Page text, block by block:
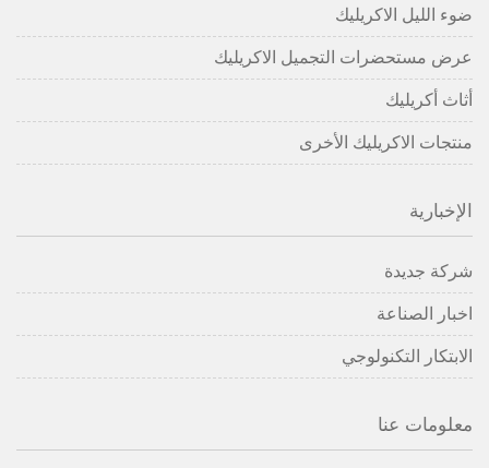
ضوء الليل الاكريليك
عرض مستحضرات التجميل الاكريليك
أثاث أكريليك
منتجات الاكريليك الأخرى
الإخبارية
شركة جديدة
اخبار الصناعة
الابتكار التكنولوجي
معلومات عنا